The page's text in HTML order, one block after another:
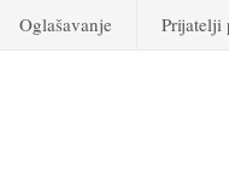
Oglašavanje Prijatelji